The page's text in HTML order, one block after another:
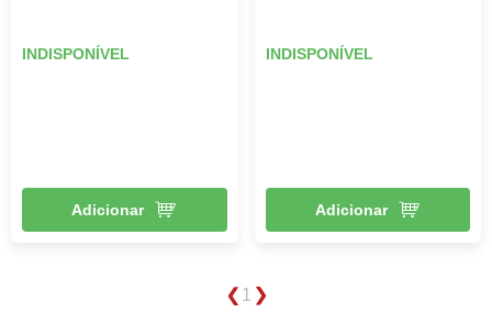
INDISPONÍVEL
Adicionar
INDISPONÍVEL
Adicionar
1